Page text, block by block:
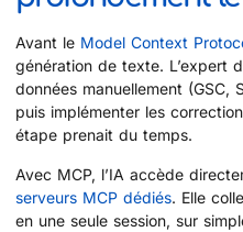
Avant le Model Context
génération de texte. L’expert
données manuellement (GSC,
puis implémenter les
étape prenait du temps.
Avec MCP, l’IA accède
serveurs MCP dédiés. Elle
en une seule session, sur